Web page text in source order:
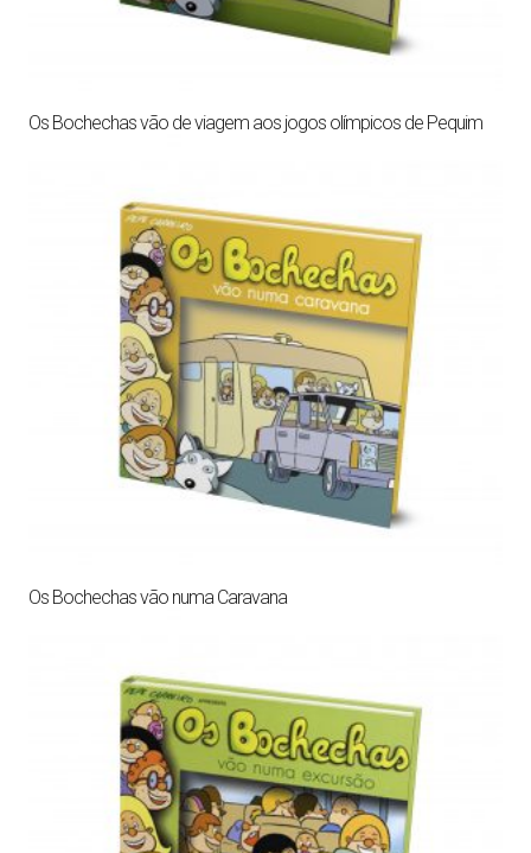
Os Bochechas vão de viagem aos jogos olímpicos de Pequim
Os Bochechas vão numa Caravana